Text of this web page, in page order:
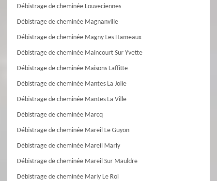
Débistrage de cheminée Louveciennes
Débistrage de cheminée Magnanville
Débistrage de cheminée Magny Les Hameaux
Débistrage de cheminée Maincourt Sur Yvette
Débistrage de cheminée Maisons Laffitte
Débistrage de cheminée Mantes La Jolie
Débistrage de cheminée Mantes La Ville
Débistrage de cheminée Marcq
Débistrage de cheminée Mareil Le Guyon
Débistrage de cheminée Mareil Marly
Débistrage de cheminée Mareil Sur Mauldre
Débistrage de cheminée Marly Le Roi